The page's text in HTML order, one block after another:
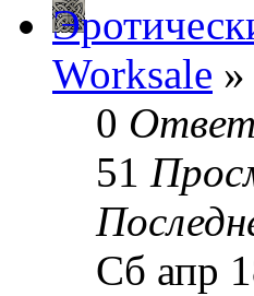
Worksale
0
51
Сб апр